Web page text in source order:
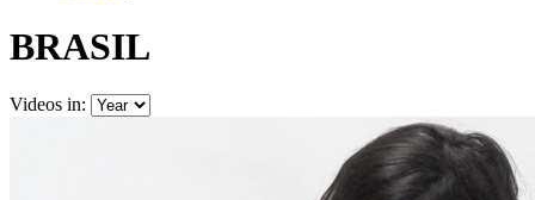
BRASIL
Videos in: